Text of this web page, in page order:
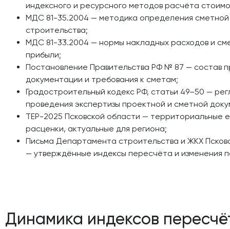
индексного и ресурсного методов расчёта
МДС 81-35.2004 — методика определения
строительства;
МДС 81-33.2004 — нормы накладных расходов и
прибыли;
Постановление Правительства РФ № 87 — состав
документации и требования к сметам;
Градостроительный кодекс РФ, статьи 49–50 —
проведения экспертизы проектной и сметной
ТЕР-2025 Псковской области — территориальные
расценки, актуальные для региона;
Письма Департамента строительства и ЖКХ
— утверждённые индексы пересчёта и изменения
Динамика индексов